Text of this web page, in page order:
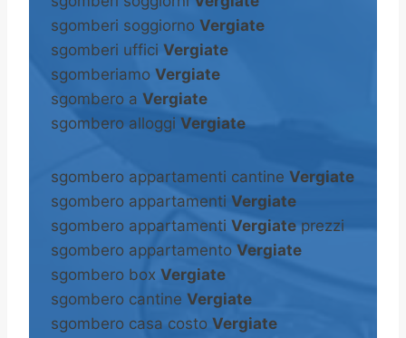
sgomberi soggiorno Vergiate
sgomberi uffici Vergiate
sgomberiamo Vergiate
sgombero a Vergiate
sgombero alloggi Vergiate
sgombero appartamenti cantine Vergiate
sgombero appartamenti Vergiate
sgombero appartamenti Vergiate prezzi
sgombero appartamento Vergiate
sgombero box Vergiate
sgombero cantine Vergiate
sgombero casa costo Vergiate